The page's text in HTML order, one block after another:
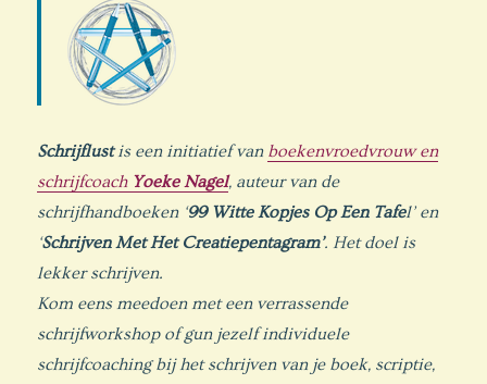
Schrijflustis een initiatief van boekenvroedvrouw en
schrijfcoach Yoeke Nagel, auteur van de
schrijfhandboeken ‘99 Witte Kopjes Op Een Tafel’ en
‘Schrijven Met Het Creatiepentagram’. Het doel is
lekker schrijven.
Kom eens meedoen met een verrassende
schrijfworkshop of gun jezelf individuele
schrijfcoaching bij het schrijven van je boek, scriptie,